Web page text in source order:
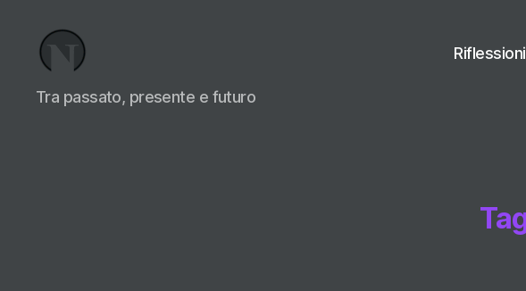
Necrologi
Italia,
Tra passato, presente e futuro
Riflessioni